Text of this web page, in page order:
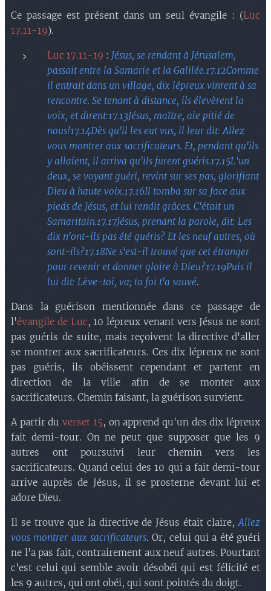
Ce passage est présent dans un seul évangile : (Luc
17.11-19).
Luc 17.11-19 : Jésus, se rendant à Jérusalem,
passait entre la Samarie et la Galilée.17.12Comme
il entrait dans un village, dix lépreux vinrent à sa
rencontre. Se tenant à distance, ils élevèrent la
voix, et dirent:17.13Jésus, maître, aie pitié de
nous!17.14Dès qu'il les eut vus, il leur dit: Allez
vous montrer aux sacrificateurs. Et, pendant qu'ils
y allaient, il arriva qu'ils furent guéris.17.15L'un
deux, se voyant guéri, revint sur ses pas, glorifiant
Dieu à haute voix.17.16Il tomba sur sa face aux
pieds de Jésus, et lui rendit grâces. C'était un
Samaritain.17.17Jésus, prenant la parole, dit: Les
dix n'ont-ils pas été guéris? Et les neuf autres, où
sont-ils?17.18Ne s'est-il trouvé que cet étranger
pour revenir et donner gloire à Dieu?17.19Puis il
lui dit: Lève-toi, va; ta foi t'a sauvé.
Dans la guérison mentionnée dans ce passage de
l'évangile de Luc, 10 lépreux venant vers Jésus ne sont
pas guéris de suite, mais reçoivent la directive d'aller
se montrer aux sacrificateurs. Ces dix lépreux ne sont
pas guéris, ils obéissent cependant et partent en
direction de la ville afin de se monter aux
sacrificateurs. Chemin faisant, la guérison survient.
A partir duverset 15, on apprend qu'un des dix lépreux
fait demi-tour. On ne peut que supposer que les 9
autres ont poursuivi leur chemin vers les
sacrificateurs. Quand celui des 10 qui a fait demi-tour
arrive auprès de Jésus, il se prosterne devant lui et
adore Dieu.
Il se trouve que la directive de Jésus était claire,Allez
vous montrer aux sacrificateurs. Or, celui qui a été guéri
ne l'a pas fait, contrairement aux neuf autres. Pourtant
c'est celui qui semble avoir désobéi qui est félicité et
les 9 autres, qui ont obéi, qui sont pointés du doigt.